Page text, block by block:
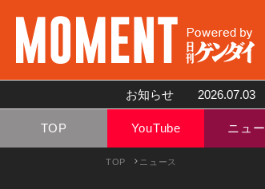
お知らせ 2026.07.03
TOP YouTube ニュ
TOP ニュース